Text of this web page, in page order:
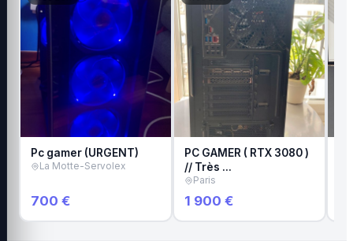
Pc gamer (URGENT)
La Motte-Servolex
700 €
PC GAMER ( RTX 3080 )
// Très …
Paris
1 900 €